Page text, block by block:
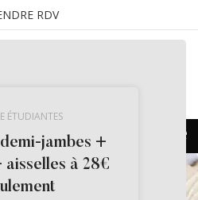
ÉTUDIANTES
jambes +
à 28€
RDV
balises : sablé